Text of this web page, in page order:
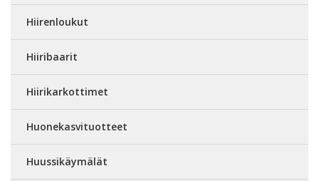
Hiirenloukut
Hiiribaarit
Hiirikarkottimet
Huonekasvituotteet
Huussikäymälät